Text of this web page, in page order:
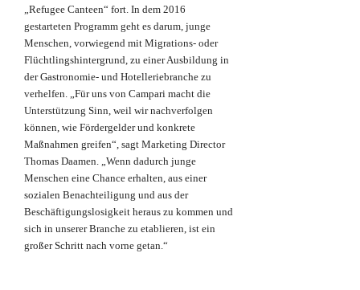
„Refugee Canteen“ fort. In dem 2016
gestarteten Programm geht es darum, junge
Menschen, vorwiegend mit Migrations- oder
Flüchtlingshintergrund, zu einer Ausbildung in
der Gastronomie- und Hotelleriebranche zu
verhelfen. „Für uns von Campari macht die
Unterstützung Sinn, weil wir nachverfolgen
können, wie Fördergelder und konkrete
Maßnahmen greifen“, sagt Marketing Director
Thomas Daamen. „Wenn dadurch junge
Menschen eine Chance erhalten, aus einer
sozialen Benachteiligung und aus der
Beschäftigungslosigkeit heraus zu kommen und
sich in unserer Branche zu etablieren, ist ein
großer Schritt nach vorne getan.“